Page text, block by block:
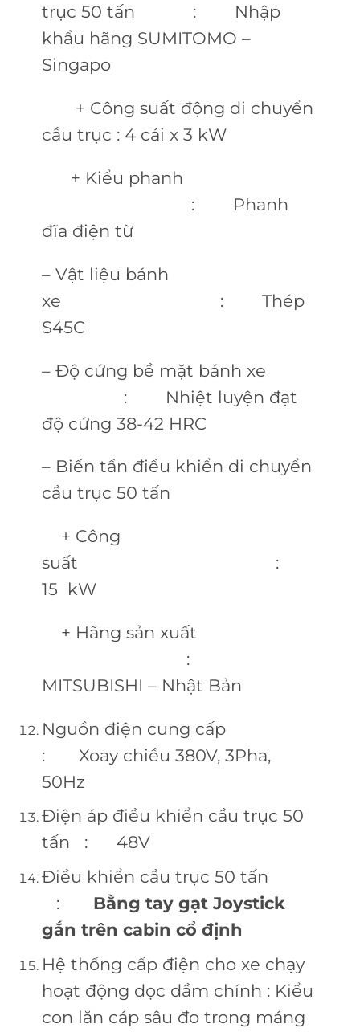
trục 50 tấn : Nhập
khẩu hãng SUMITOMO –
Singapo
+ Công suất động di chuyển
cầu trục : 4 cái x 3 kW
+ Kiểu phanh
: Phanh
đĩa điện từ
– Vật liệu bánh
xe : Thép
S45C
– Độ cứng bề mặt bánh xe
: Nhiệt luyện đạt
độ cứng 38-42 HRC
– Biến tần điều khiển di chuyển
cầu trục 50 tấn
+ Công
suất :
15 kW
+ Hãng sản xuất
:
MITSUBISHI – Nhật Bản
Nguồn điện cung cấp
: Xoay chiều 380V, 3Pha,
50Hz
Điện áp điều khiển cầu trục 50
tấn : 48V
Điều khiển cầu trục 50 tấn
: Bằng tay gạt Joystick
gắn trên cabin cổ định
Hệ thống cấp điện cho xe chạy
hoạt động dọc dầm chính : Kiểu
con lăn cáp sâu đo trong máng